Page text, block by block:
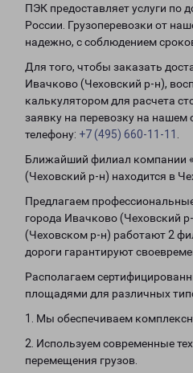
ПЭК предоставляет услуги по
России. Грузоперевозки от
надежно, с соблюдением
Для того, чтобы заказать
Ивачково (Чеховский р-н),
калькулятором для расчета
заявку на перевозку на нашем
телефону: +7 (495) 660-11-11
Ближайший филиал компании
(Чеховский р-н) находится в
Предлагаем
города Ивачково (Чеховский
(Чеховском р-н) работают 2
дороги гарантируют
Располагаем
площадями для различных
1. Мы обеспечиваем
2. Используем современные
перемещения грузов.